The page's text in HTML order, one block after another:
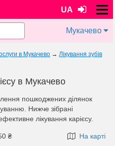
UA
Мукачево
в Мукачево → Лікування зубів
в Мукачево
пошкоджених ділянок
Нижче зібрані
лікування карієсу.
₴ На карті